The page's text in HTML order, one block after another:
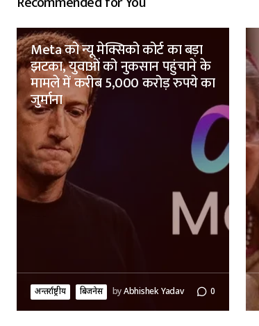
Meta को न्यू मेक्सिको कोर्ट का बड़ा
झटका, युवाओं को नुकसान पहुंचाने के
मामले में करीब 5,000 करोड़ रुपये का
जुर्माना
अन्तर्राष्ट्रीय बिजनेस byAbhishek Yadav 0